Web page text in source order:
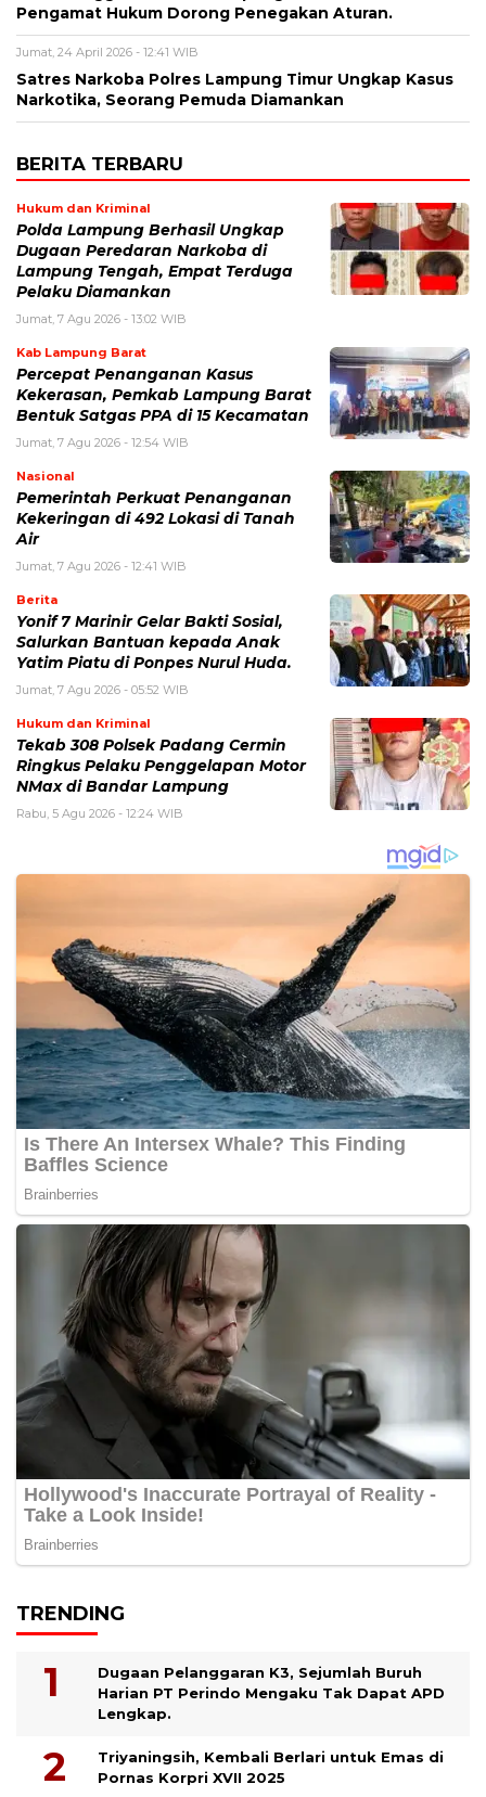
Pengamat Hukum Dorong Penegakan Aturan.
Jumat, 24 April 2026 - 12:41 WIB
Satres Narkoba Polres Lampung Timur Ungkap Kasus
Narkotika, Seorang Pemuda Diamankan
BERITA TERBARU
Hukum dan Kriminal
Polda Lampung Berhasil Ungkap
Dugaan Peredaran Narkoba di
Lampung Tengah, Empat Terduga
Pelaku Diamankan
Jumat, 7 Agu 2026 - 13:02 WIB
Kab Lampung Barat
Percepat Penanganan Kasus
Kekerasan, Pemkab Lampung Barat
Bentuk Satgas PPA di 15 Kecamatan
Jumat, 7 Agu 2026 - 12:54 WIB
Nasional
Pemerintah Perkuat Penanganan
Kekeringan di 492 Lokasi di Tanah
Air
Jumat, 7 Agu 2026 - 12:41 WIB
Berita
Yonif 7 Marinir Gelar Bakti Sosial,
Salurkan Bantuan kepada Anak
Yatim Piatu di Ponpes Nurul Huda.
Jumat, 7 Agu 2026 - 05:52 WIB
Hukum dan Kriminal
Tekab 308 Polsek Padang Cermin
Ringkus Pelaku Penggelapan Motor
NMax di Bandar Lampung
Rabu, 5 Agu 2026 - 12:24 WIB
TRENDING
Dugaan Pelanggaran K3, Sejumlah Buruh
Harian PT Perindo Mengaku Tak Dapat APD
Lengkap.
Triyaningsih, Kembali Berlari untuk Emas di
Pornas Korpri XVII 2025